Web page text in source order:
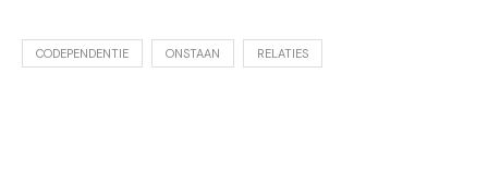
CODEPENDENTIE ONSTAAN RELATIES